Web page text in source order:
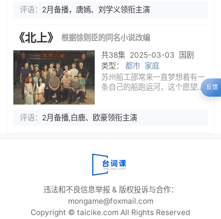
坠落人界，源生之众神陷人长
受天界之托，化身人族少女进入
神
评语： 2月备播，唐嫣、刘学义领衔主演
《北上》
根据徐则臣的同名小说改编
共38集 2025-03-03
国剧
类型： 都市 家庭
苏州船工邵常来一直梦想着有一
条自己的船跑运河，这个愿望也
是邵家五代人的夙愿。为了挣得
意大利旅行家马克前往北京寻
评语： 2月备播,白鹿、欧豪领衔主演
违法和不良信息举报 & 版权投诉与合作：
mongame@foxmail.com
Copyright © taicike.com All Rights Reserved
反馈